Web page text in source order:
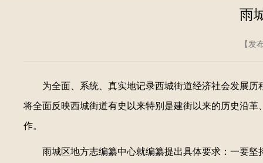
雨
【发
为全面、系统、真实地记录西城街道经济社会发展
将全面反映西城街道有史以来特别是建街以来的历史沿
作。
雨城区地方志编纂中心就编纂提出具体要求：一要